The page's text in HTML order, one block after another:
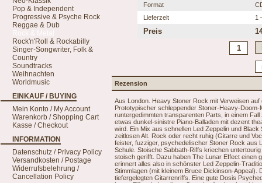
Pop & Independent
Progressive & Psyche Rock
Reggae & Dub
Rock'n'Roll & Rockabilly
Singer-Songwriter, Folk &
Country
Soundtracks
Weihnachten
Worldmusic
EINKAUF / BUYING
Mein Konto / My Account
Warenkorb / Shopping Cart
Kasse / Checkout
INFORMATION
Datenschutz / Privacy Policy
Versandkosten / Postage
Widerrufsbelehrung /
Cancellation Policy
Format
Lieferzeit
1
Preis
Rezension
Aus London. Heavy Stoner Rock mit Verweisen
Prototypischer schleppender Stoner-Heavy-
runtergedimmten transparenten Parts, in einem
etwas dunkel-sinistre Piano-Balladen mit dezent
wird. Ein Mix aus schnellen Led Zeppelin und
zeitlosen Alt. Rock oder recht ruhig (Gitarre und
feister, fuzziger, psychedelischer Stoner Rock aus
Schule. Stoische Sabbath-Riffs kriechen
stoisch gerifft. Dazu haben The Lunar Effect einen
erinnert alles also in schönster Led Zeppelin-
Stimmlagen (mit kleinem Bruce Dickinson-
tiefergelegten Gitarrenriffs. Eine gute Dosis